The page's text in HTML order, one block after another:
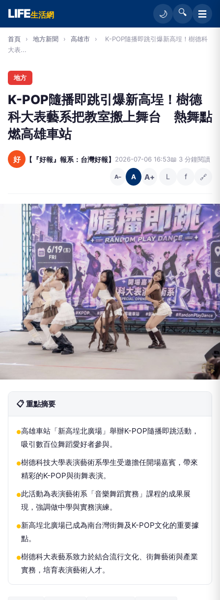
LIFE生活網 🌙 🔍 ☰
首頁 › 地方新聞 › 高雄市 ›
K-POP隨播即跳引爆新高埕！樹德科
大表...
地方
K-POP隨播即跳引爆新高埕！樹德
科大表藝系把教室搬上舞台 熱舞點
燃高雄車站
好 【『好報』報系：台灣好報】 2026-07-06 16:53📖 3 分鐘閱讀
A− A A+ L f 🔗
📋 重點摘要
●高雄車站「新高埕北廣場」舉辦K-POP隨播即跳活動，
吸引數百位舞蹈愛好者參與。
●樹德科技大學表演藝術系學生受邀擔任開場嘉賓，帶來
精彩的K-POP與街舞表演。
●此活動為表演藝術系「音樂舞蹈實務」課程的成果展
現，強調做中學與實務演練。
●新高埕北廣場已成為南台灣街舞及K-POP文化的重要據
點。
●樹德科大表藝系致力於結合流行文化、街舞藝術與產業
實務，培育表演藝術人才。